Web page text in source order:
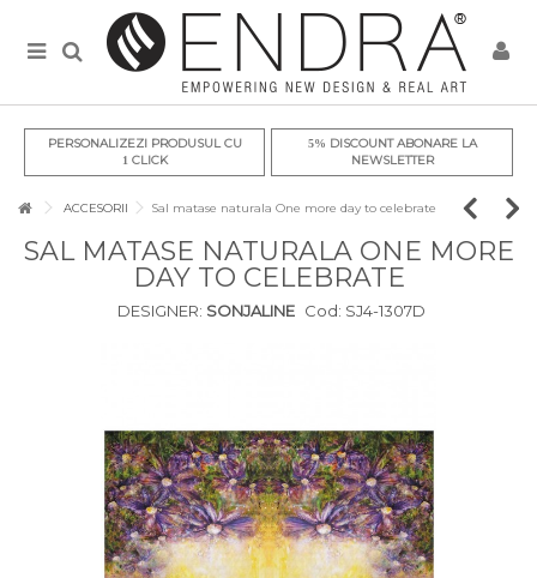
PERSONALIZEZI PRODUSUL CU
1CLICK
5% DISCOUNT ABONARE LA
NEWSLETTER
ACCESORII Sal matase naturala One more day to celebrate
SAL MATASE NATURALA ONE MORE
DAY TO CELEBRATE
DESIGNER: SONJALINE Cod: SJ4-1307D